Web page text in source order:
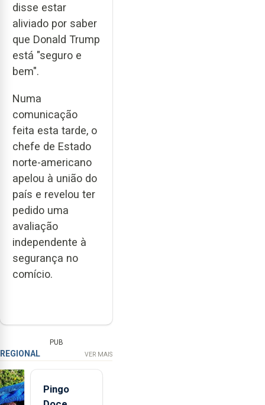
disse estar
aliviado por saber
que Donald Trump
está "seguro e
bem".
Numa
comunicação
feita esta tarde, o
chefe de Estado
norte-americano
apelou à união do
país e revelou ter
pedido uma
avaliação
independente à
segurança no
comício.
PUB
REGIONAL VER MAIS
Pingo